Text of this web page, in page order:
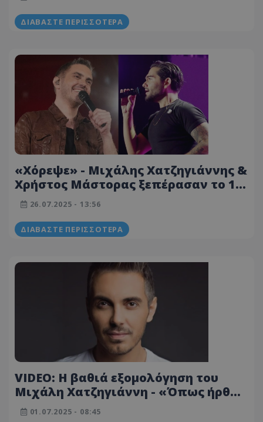
ΔΙΑΒΆΣΤΕ ΠΕΡΙΣΣΌΤΕΡΑ
«Χόρεψε» - Μιχάλης Χατζηγιάννης &
Χρήστος Μάστορας ξεπέρασαν το 1
εκατομμύριο στο YouTube
26.07.2025 - 13:56
ΔΙΑΒΆΣΤΕ ΠΕΡΙΣΣΌΤΕΡΑ
VIDEO: Η βαθιά εξομολόγηση του
Μιχάλη Χατζηγιάννη - «Όπως ήρθαν
τα καλά, ξεκίνησαν και τα κακά...»
01.07.2025 - 08:45